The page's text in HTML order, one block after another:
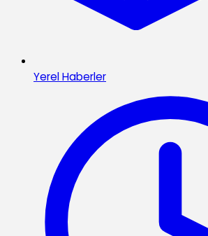
Yerel Haberler